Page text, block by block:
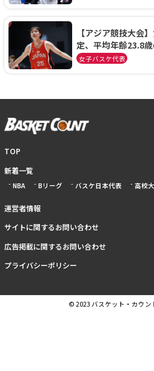
【アジア競技大会
定、平均年齢23.8
本開催の大舞台で頂
女子バスケ代表
TOP
新着一覧
NBA Bリーグ バスケ日本代表 高校
運営者情報
サイトに関するお問い合わせ
広告掲載に関するお問い合わせ
プライバシーポリシー
© 2023 バスケット・カウン